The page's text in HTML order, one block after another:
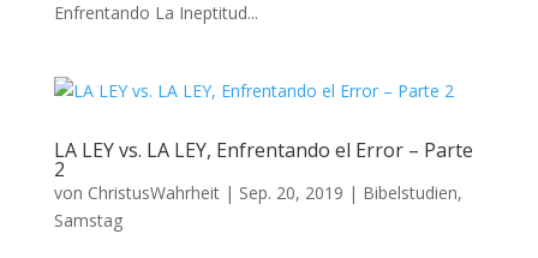
Enfrentando La Ineptitud...
LA LEY vs. LA LEY, Enfrentando el Error – Parte
2
von ChristusWahrheit| Sep. 20, 2019 | Bibelstudien,
Samstag